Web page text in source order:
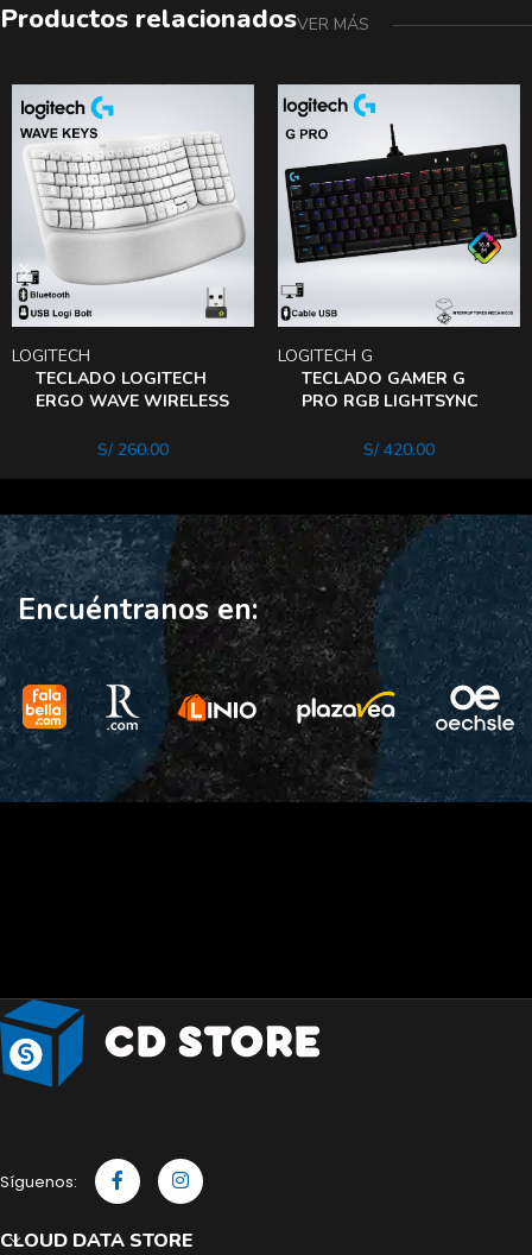
Productos relacionadosVER MÁS
TECLADO LOGITECH
ERGO WAVE WIRELESS
SP – BLANCO
LOGITECH
S/260.00
TECLADO GAMER G
PRO RGB LIGHTSYNC
LOGITECH G
S/420.00
Encuéntranos en:
Síguenos:
CLOUD DATA STORE